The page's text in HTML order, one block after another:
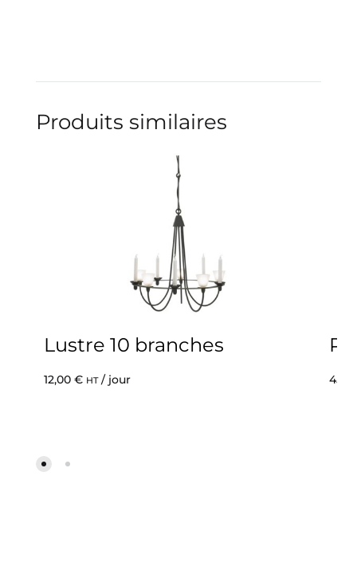
Produits similaires
Lustre 10 branches
12,00 € HT/ jour